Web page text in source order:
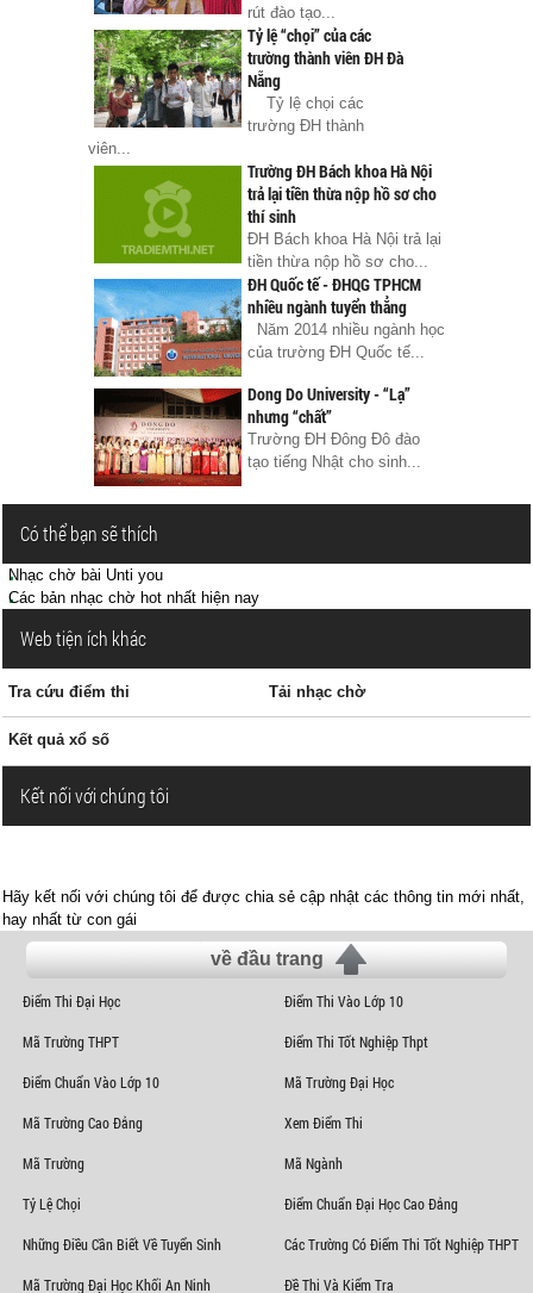
rút đào tạo...
Tỷ lệ “chọi” của các
trường thành viên ĐH Đà
Nẵng
Tỷ lệ chọi các
trường ĐH thành
viên...
Trường ĐH Bách khoa Hà Nội
trả lại tiền thừa nộp hồ sơ cho
thí sinh
ĐH Bách khoa Hà Nội trả lại
tiền thừa nộp hồ sơ cho...
ĐH Quốc tế - ĐHQG TPHCM
nhiều ngành tuyển thẳng
Năm 2014 nhiều ngành học
của trường ĐH Quốc tế...
Dong Do University - “Lạ”
nhưng “chất”
Trường ĐH Đông Đô đào
tạo tiếng Nhật cho sinh...
Có thể bạn sẽ thích
Nhạc chờ bài Unti you
Các bản nhạc chờ hot nhất hiện nay
Web tiện ích khác
Tra cứu điểm thi Tải nhạc chờ
Kết quả xổ số
Kết nối với chúng tôi
Hãy kết nối với chúng tôi để được chia sẻ cập nhật các thông tin mới nhất,
hay nhất từ con gái
về đầu trang
Điểm Thi Đại Học Điểm Thi Vào Lớp 10
Mã Trường THPT Điểm Thi Tốt Nghiệp Thpt
Điểm Chuẩn Vào Lớp 10 Mã Trường Đại Học
Mã Trường Cao Đẳng Xem Điểm Thi
Mã Trường Mã Ngành
Tỷ Lệ Chọi Điểm Chuẩn Đại Học Cao Đẳng
Những Điều Cần Biết Về Tuyển Sinh Các Trường Có Điểm Thi Tốt Nghiệp THPT
Mã Trường Đại Học Khối An Ninh Đề Thi Và Kiểm Tra